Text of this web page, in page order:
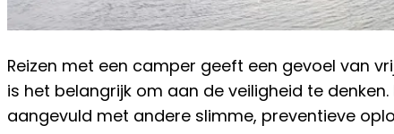
Reizen met een camper geeft een gevoel van
is het belangrijk om aan de veiligheid te
aangevuld met andere slimme, preventieve